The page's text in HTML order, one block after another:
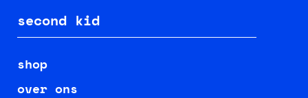
second kid
shop
over ons